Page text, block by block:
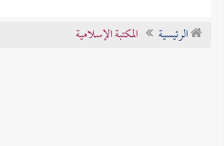
تراجم الأعلام
الرئيسية المكتبة الإسلامية